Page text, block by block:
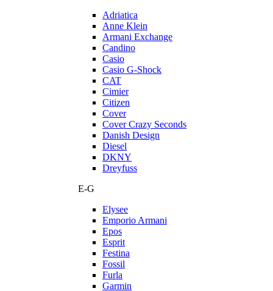
Adriatica
Anne Klein
Armani Exchange
Candino
Casio
Casio G-Shock
CAT
Cimier
Citizen
Cover
Cover Crazy Seconds
Danish Design
Diesel
DKNY
Dreyfuss
E-G
Elysee
Emporio Armani
Epos
Esprit
Festina
Fossil
Furla
Garmin